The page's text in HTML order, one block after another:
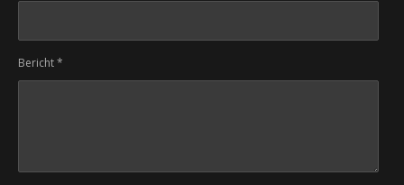
Bericht *